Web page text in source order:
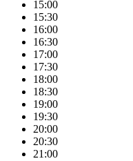
15:00
15:30
16:00
16:30
17:00
17:30
18:00
18:30
19:00
19:30
20:00
20:30
21:00